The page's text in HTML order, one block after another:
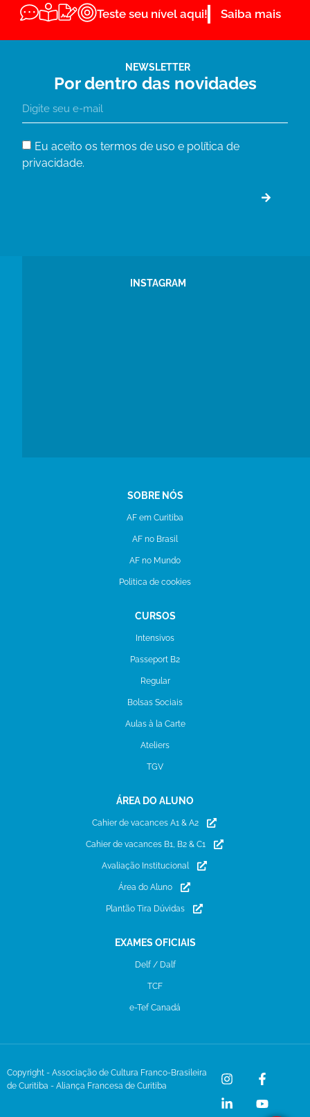
Teste seu nível aqui! Saiba mais
NEWSLETTER
Por dentro das novidades
Eu aceito os termos de uso e política de
privacidade.
INSTAGRAM
SOBRE NÓS
AF em Curitiba
AF no Brasil
AF no Mundo
Politica de cookies
CURSOS
Intensivos
Passeport B2
Regular
Bolsas Sociais
Aulas à la Carte
Ateliers
TGV
ÁREA DO ALUNO
Cahier de vacances A1 & A2
Cahier de vacances B1, B2 & C1
Avaliação Institucional
Área do Aluno
Plantão Tira Dúvidas
EXAMES OFICIAIS
Delf / Dalf
TCF
e-Tef Canadá
Copyright - Associação de Cultura Franco-Brasileira
de Curitiba - Aliança Francesa de Curitiba